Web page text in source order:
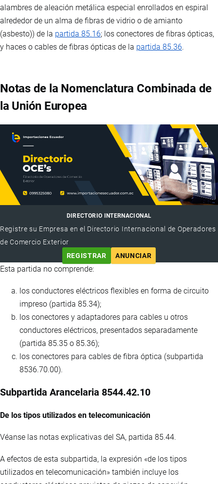
alambres de aleación metálica especial enrollados en espiral
alrededor de un alma de fibras de vidrio o de amianto
(asbesto)) de la partida 85.16; los conectores de fibras ópticas,
y haces o cables de fibras ópticas de la partida 85.36.
Notas de la Nomenclatura Combinada de
la Unión Europea
DIRECTORIO INTERNACIONAL
Registre su Empresa en el Directorio Internacional de Operadores
de Comercio Exterior
REGISTRAR
ANUNCIAR
Esta partida no comprende:
los conductores eléctricos flexibles en forma de circuito
impreso (partida 85.34);
los conectores y adaptadores para cables u otros
conductores eléctricos, presentados separadamente
(partida 85.35 o 85.36);
los conectores para cables de fibra óptica (subpartida
8536.70.00).
Subpartida Arancelaria 8544.42.10
De los tipos utilizados en telecomunicación
Véanse las notas explicativas del SA, partida 85.44.
A efectos de esta subpartida, la expresión «de los tipos
utilizados en telecomunicación» también incluye los